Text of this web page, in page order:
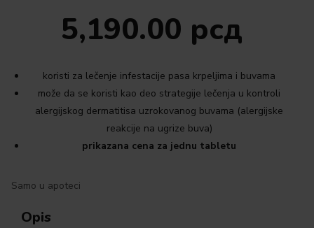
5,190.00 рсд
koristi za lečenje infestacije pasa krpeljima i buvama
može da se koristi kao deo strategije lečenja u kontroli
alergijskog dermatitisa uzrokovanog buvama (alergijske
reakcije na ugrize buva)
prikazana cena za jednu tabletu
Samo u apoteci
Opis